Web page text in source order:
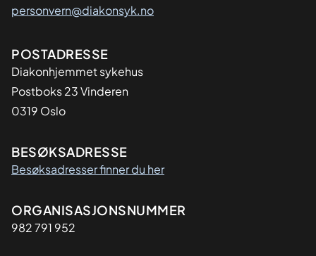
personvern@diakonsyk.no
Adresse
POSTADRESSE
Diakonhjemmet sykehus
Postboks 23 Vinderen
0319 Oslo
BESØKSADRESSE
Besøksadresser finner du her
Organisasjon
ORGANISASJONSNUMMER
982 791 952